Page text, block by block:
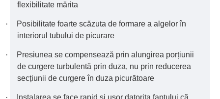
flexibilitate mărita
·
Posibilitate foarte scăzuta de formare a algelor în
interiorul tubului de picurare
·
Presiunea se compensează prin alungirea porțiunii
de curgere turbulentă prin duza, nu prin reducerea
secțiunii de curgere în duza picurătoare
·
Instalarea se face rapid și usor datorita faptului că